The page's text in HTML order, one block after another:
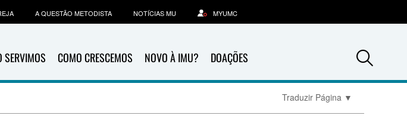
SERVIMOS COMO CRESCEMOS NOVO À IMU? DOAÇÕES
A QUESTÃO METODISTA NOTÍCIAS MU MYUMC
Traduzir Página ▼